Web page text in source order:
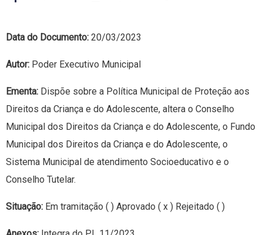
Data do Documento: 20/03/2023
Autor: Poder Executivo Municipal
Ementa: Dispõe sobre a Política Municipal de Proteção aos
Direitos da Criança e do Adolescente, altera o Conselho
Municipal dos Direitos da Criança e do Adolescente, o Fundo
Municipal dos Direitos da Criança e do Adolescente, o
Sistema Municipal de atendimento Socioeducativo e o
Conselho Tutelar.
Situação: Em tramitação ( ) Aprovado ( x ) Rejeitado ( )